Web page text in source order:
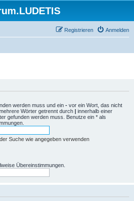
Anmelden
Registrieren
werden muss und ein - vor ein Wort, das nicht
Wörter getrennt durch | innerhalb einer
gefunden werden muss. Benutze ein * als
Suche wie angegeben verwenden
Übereinstimmungen.